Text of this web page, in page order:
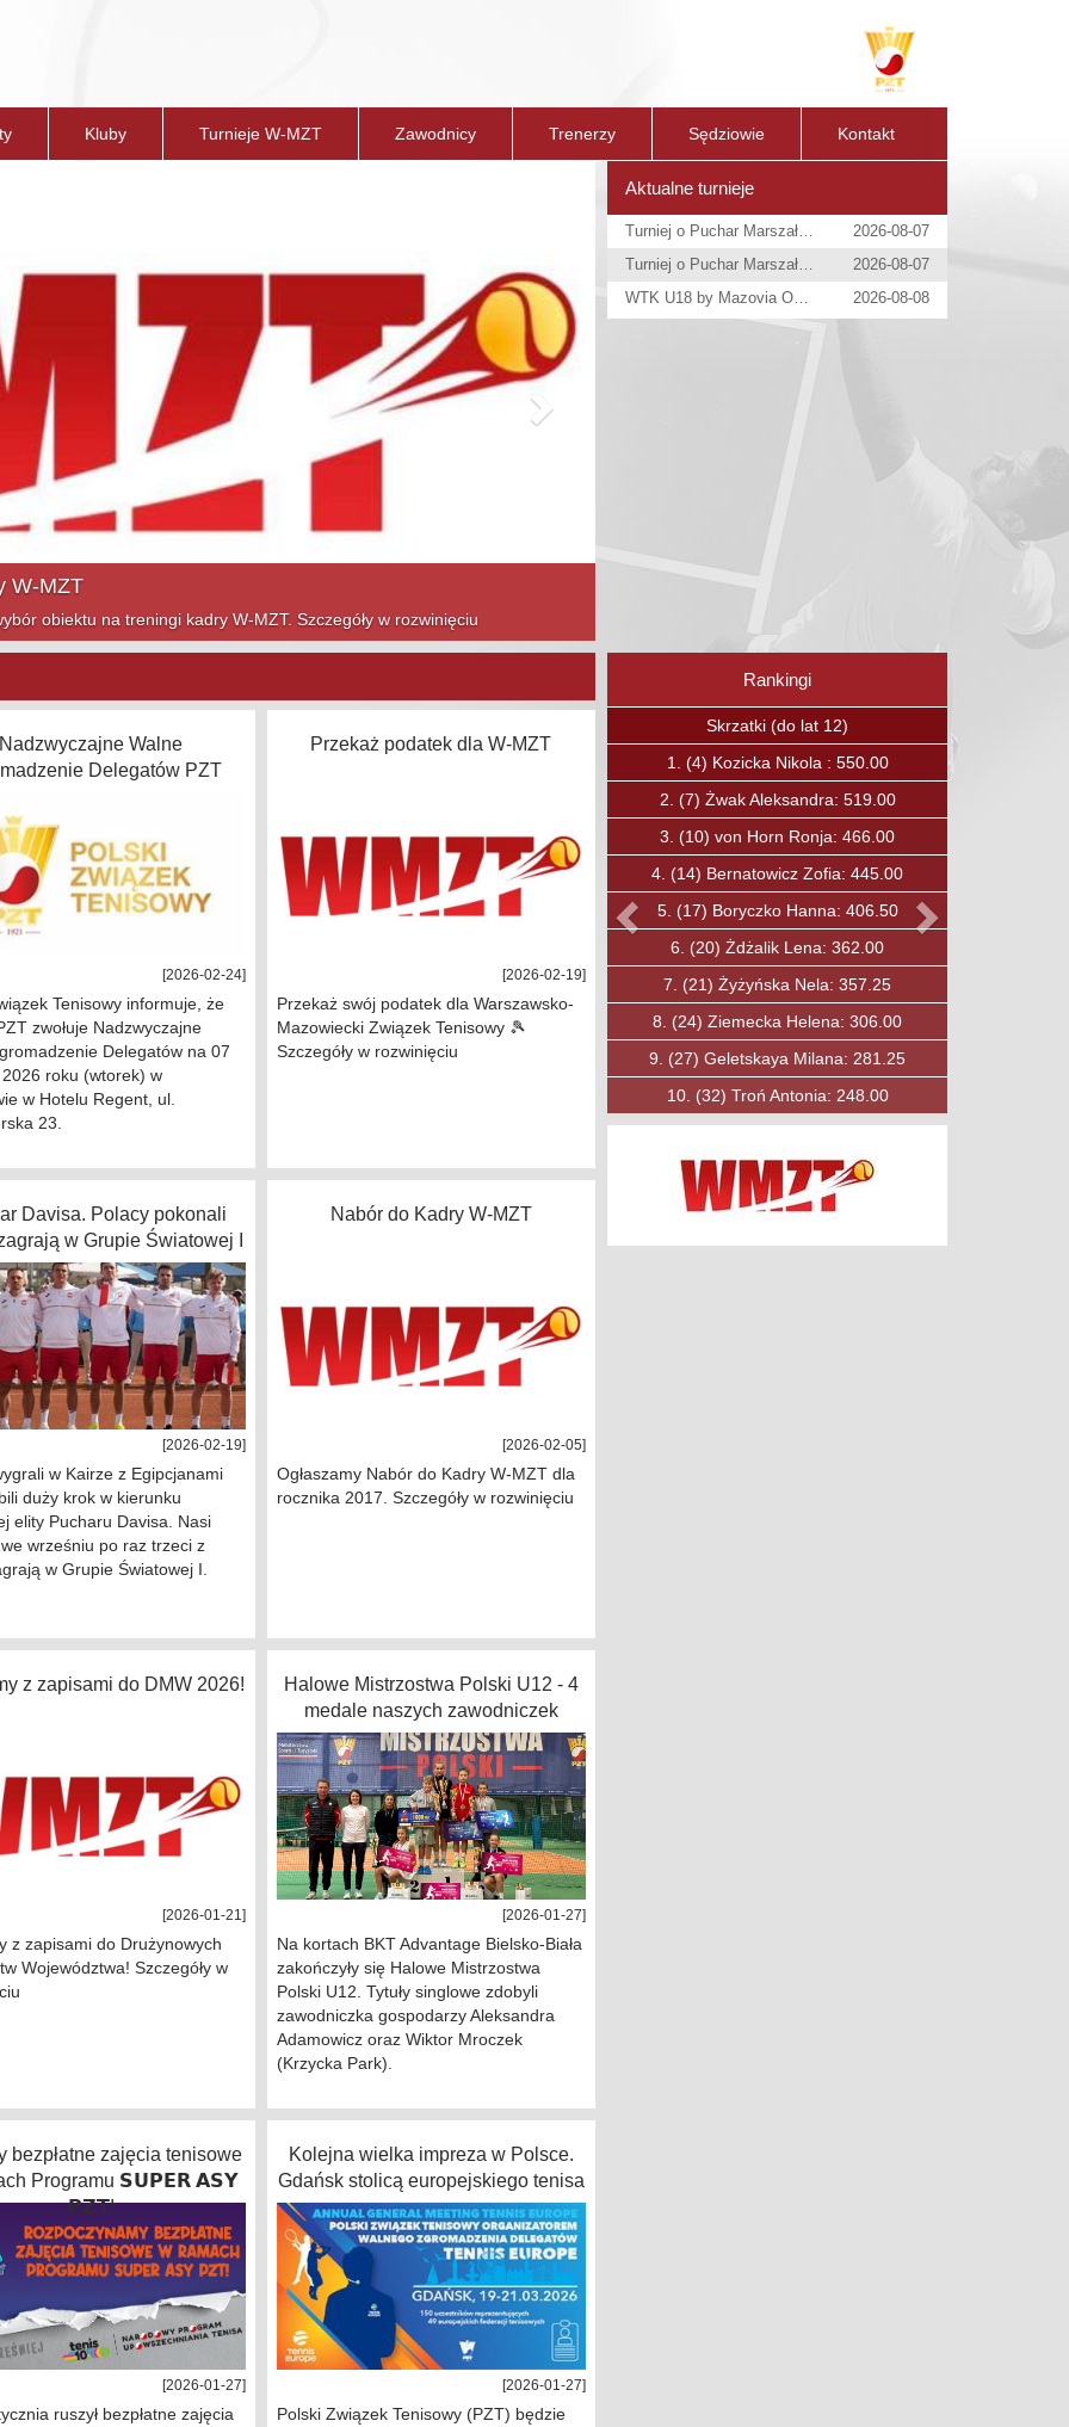
Kluby Turnieje W-MZT Zawodnicy Trenerzy Sędziowie Kontakt
sezonie! Szczegóły w rozwinięciu
Aktualne turnieje
Turniej o Puchar Marszałka Województwa Maz.
2026-08-07
Turniej o Puchar Marszałka Województwa Maz.
2026-08-07
WTK U18 by Mazovia Open
2026-08-08
Nadzwyczajne Walne
Delegatów PZT
[2026-02-24]
Tenisowy informuje, że
zwołuje Nadzwyczajne
Delegatów na 07
roku (wtorek) w
w Hotelu Regent, ul.
23.
Przekaż podatek dla W-MZT
[2026-02-19]
Przekaż swój podatek dla Warszawsko-
Mazowiecki Związek Tenisowy 🎾
Szczegóły w rozwinięciu
Davisa. Polacy pokonali
w Grupie Światowej I
[2026-02-19]
w Kairze z Egipcjanami
duży krok w kierunku
elity Pucharu Davisa. Nasi
wrześniu po raz trzeci z
w Grupie Światowej I.
Nabór do Kadry W-MZT
[2026-02-05]
Ogłaszamy Nabór do Kadry W-MZT dla
rocznika 2017. Szczegóły w rozwinięciu
z zapisami do DMW 2026!
[2026-01-21]
z zapisami do Drużynowych
Województwa! Szczegóły w
Halowe Mistrzostwa Polski U12 - 4
medale naszych zawodniczek
[2026-01-27]
Na kortach BKT Advantage Bielsko-Biała
zakończyły się Halowe Mistrzostwa
Polski U12. Tytuły singlowe zdobyli
zawodniczka gospodarzy Aleksandra
Adamowicz oraz Wiktor Mroczek
(Krzycka Park).
bezpłatne zajęcia tenisowe
Programu 𝗦𝗨𝗣𝗘𝗥 𝗔𝗦𝗬
𝗣𝗭𝗧!
[2026-01-27]
ruszył bezpłatne zajęcia
Kolejna wielka impreza w Polsce.
Gdańsk stolicą europejskiego tenisa
[2026-01-27]
Polski Związek Tenisowy (PZT) będzie
Rankingi
Skrzaty (do lat 12)
1.(15)Boguc Jan: 375.00
2. (23) Kavalchuk Andrei: 336.75
3. (27) Ćwirta Mateusz: 319.00
4.(30)Soska Fryderyk: 303.00
5.(31)Ozkan Baha: 297.00
(33)Lewandowski Maciej: 284.00
7.(40)Jobda Aleksander: 250.00
8.(49)Mysiak Maciej: 210.00
9.(50)Rybicki Konrad: 206.00
10. (53) Księżak Filip: 197.00
Poprzedni